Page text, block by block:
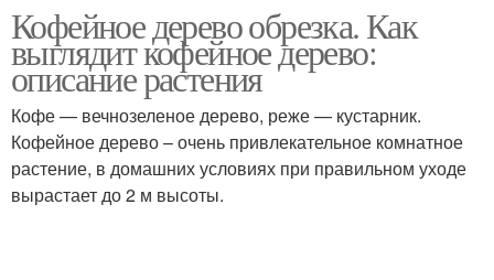
Кофейное дерево обрезка. Как
выглядит кофейное дерево:
описание растения
Кофе — вечнозеленое дерево, реже — кустарник.
Кофейное дерево – очень привлекательное комнатное
растение, в домашних условиях при правильном уходе
вырастает до 2 м высоты.